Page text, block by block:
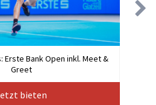
Erste Bank Open inkl. Meet &
Greet
bieten